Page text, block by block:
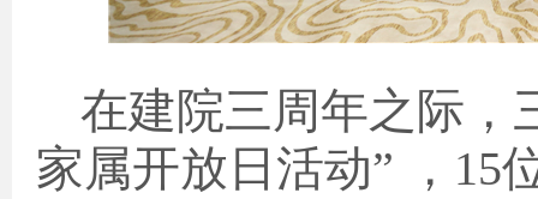
在建院三周年之际
家属开放日活动” ， 15